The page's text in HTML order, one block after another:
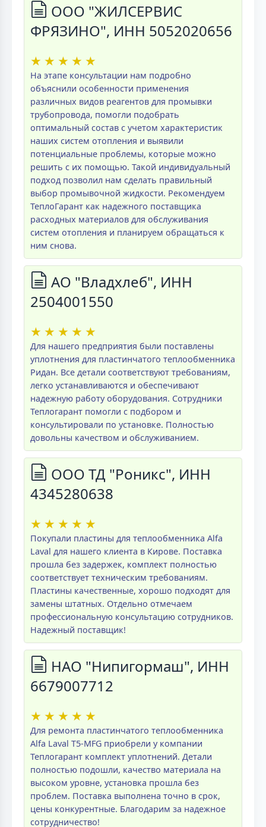
ООО "ЖИЛСЕРВИС
ФРЯЗИНО", ИНН 5052020656
★ ★ ★ ★ ★
На этапе консультации нам подробно
объяснили особенности применения
различных видов реагентов для промывки
трубопровода, помогли подобрать
оптимальный состав с учетом характеристик
наших систем отопления и выявили
потенциальные проблемы, которые можно
решить с их помощью. Такой индивидуальный
подход позволил нам сделать правильный
выбор промывочной жидкости. Рекомендуем
ТеплоГарант как надежного поставщика
расходных материалов для обслуживания
систем отопления и планируем обращаться к
ним снова.
АО "Владхлеб", ИНН
2504001550
★ ★ ★ ★ ★
Для нашего предприятия были поставлены
уплотнения для пластинчатого теплообменника
Ридан. Все детали соответствуют требованиям,
легко устанавливаются и обеспечивают
надежную работу оборудования. Сотрудники
Теплогарант помогли с подбором и
консультировали по установке. Полностью
довольны качеством и обслуживанием.
ООО ТД "Роникс", ИНН
4345280638
★ ★ ★ ★ ★
Покупали пластины для теплообменника Alfa
Laval для нашего клиента в Кирове. Поставка
прошла без задержек, комплект полностью
соответствует техническим требованиям.
Пластины качественные, хорошо подходят для
замены штатных. Отдельно отмечаем
профессиональную консультацию сотрудников.
Надежный поставщик!
НАО "Нипигормаш", ИНН
6679007712
★ ★ ★ ★ ★
Для ремонта пластинчатого теплообменника
Alfa Laval T5-MFG приобрели у компании
Теплогарант комплект уплотнений. Детали
полностью подошли, качество материала на
высоком уровне, установка прошла без
проблем. Поставка выполнена точно в срок,
цены конкурентные. Благодарим за надежное
сотрудничество!